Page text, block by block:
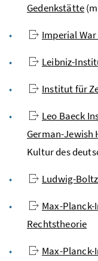
Gedenkstätte
Imperial
Leibniz-
Institut für
Leo Baeck
German-Jewish
Kultur des
Ludwig-
Max-
Rechtstheorie
Max-